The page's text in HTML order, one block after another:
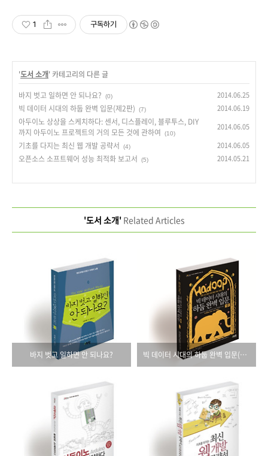
1 구독하기
'도서 소개' 카테고리의 다른 글
바지 벗고 일하면 안 되나요?
(0) 2014.06.25
빅 데이터 시대의 하둡 완벽 입문(제2판) (7) 2014.06.19
아두이노 상상을 스케치하다: 센서, 디스플레이, 블루투스, DIY
까지 아두이노 프로젝트의 거의 모든 것에 관하여
(10)
2014.06.05
기초를 다지는 최신 웹 개발 공략서 (4) 2014.06.05
오픈소스 소프트웨어 성능 최적화 보고서 (5) 2014.05.21
'도서 소개'Related Articles
바지 벗고 일하면 안 되나요? 빅 데이터 시대의 하둡 완벽 입문(제2판)